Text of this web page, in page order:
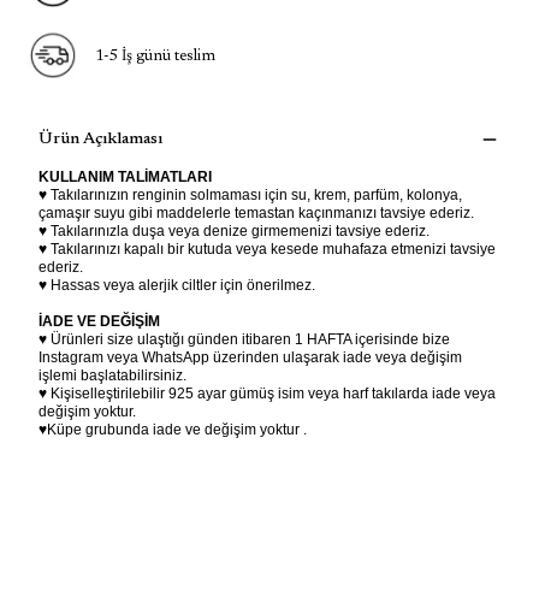
1-5 İş günü teslim
Ürün Açıklaması
KULLANIM TALİMATLARI
♥ Takılarınızın renginin solmaması için su, krem, parfüm, kolonya,
çamaşır suyu gibi maddelerle temastan kaçınmanızı tavsiye ederiz.
♥ Takılarınızla duşa veya denize girmemenizi tavsiye ederiz.
♥ Takılarınızı kapalı bir kutuda veya kesede muhafaza etmenizi tavsiye
ederiz.
♥ Hassas veya alerjik ciltler için önerilmez.
İADE VE DEĞİŞİM
♥ Ürünleri size ulaştığı günden itibaren 1 HAFTA içerisinde bize
Instagram veya WhatsApp üzerinden ulaşarak iade veya değişim
işlemi başlatabilirsiniz.
♥ Kişiselleştirilebilir 925 ayar gümüş isim veya harf takılarda iade veya
değişim yoktur.
♥Küpe grubunda iade ve değişim yoktur .